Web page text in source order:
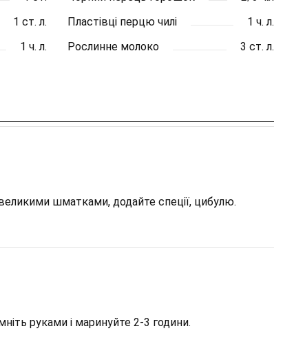
1 ст. л. Пластівці перцю чилі
1 ч. л.
1 ч. л. Рослинне молоко 3 ст. л.
шматками, додайте спеції, цибулю.
руками і маринуйте 2-3 години.